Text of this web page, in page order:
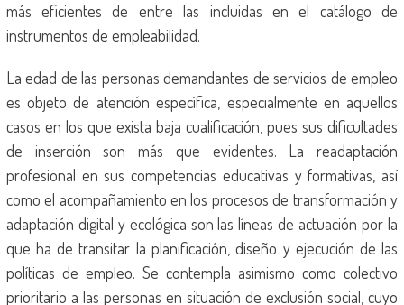
más eficientes de entre las incluidas en el catálogo de
instrumentos de empleabilidad.
La edad de las personas demandantes de servicios de empleo
es objeto de atención específica, especialmente en aquellos
casos en los que exista baja cualificación, pues sus dificultades
de inserción son más que evidentes. La readaptación
profesional en sus competencias educativas y formativas, así
como el acompañamiento en los procesos de transformación y
adaptación digital y ecológica son las líneas de actuación por la
que ha de transitar la planificación, diseño y ejecución de las
políticas de empleo. Se contempla asimismo como colectivo
prioritario a las personas en situación de exclusión social, cuyo